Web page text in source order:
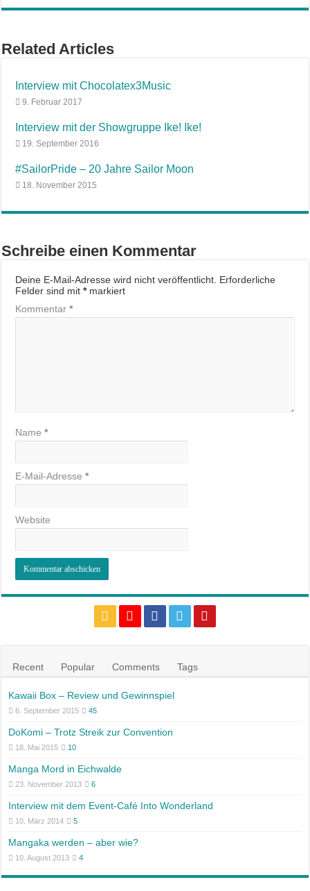
Related Articles
Interview mit Chocolatex3Music
9. Februar 2017
Interview mit der Showgruppe Ike! Ike!
19. September 2016
#SailorPride – 20 Jahre Sailor Moon
18. November 2015
Schreibe einen Kommentar
Deine E-Mail-Adresse wird nicht veröffentlicht. Erforderliche
Felder sind mit*markiert
Kommentar*
Name*
E-Mail-Adresse*
Website
Recent Popular Comments Tags
Kawaii Box – Review und Gewinnspiel
6. September 2015 45
DoKomi – Trotz Streik zur Convention
18. Mai 2015 10
Manga Mord in Eichwalde
23. November 2013 6
Interview mit dem Event-Café Into Wonderland
10. März 2014 5
Mangaka werden – aber wie?
10. August 2013 4